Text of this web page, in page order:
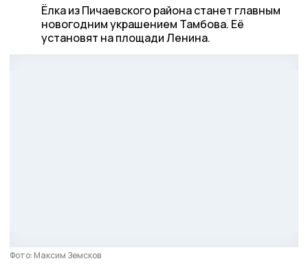
Ёлка из Пичаевского района станет главным
новогодним украшением Тамбова. Её
установят на площади Ленина.
Фото: Максим Земсков